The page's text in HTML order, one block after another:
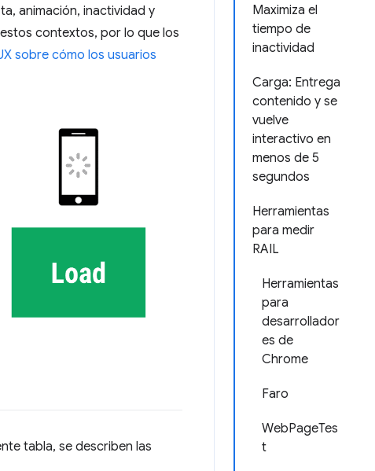
Maximiza el
tiempo de
inactividad
Carga: Entrega
contenido y se
vuelve
interactivo en
menos de 5
segundos
Herramientas
para medir
RAIL
Herramientas
para
desarrollador
es de
Chrome
Faro
WebPageTes
t
animación, inactividad y
contextos, por lo que los
sobre cómo los usuarios
tabla, se describen las